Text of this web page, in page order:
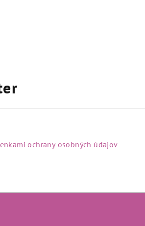
ochrany osobných údajov